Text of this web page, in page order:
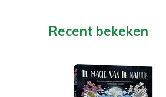
Recent bekeken